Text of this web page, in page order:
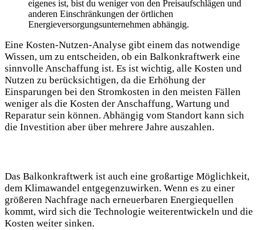
eigenes⁢ ist, bist du​ weniger von⁢ den Preisaufschlägen und
anderen ​Einschränkungen der örtlichen
Energieversorgungsunternehmen abhängig.⁤
Eine Kosten-Nutzen-Analyse ‌gibt einem das notwendige⁢
Wissen, ‌um⁣ zu entscheiden, ob ein Balkonkraftwerk eine
sinnvolle Anschaffung ist. Es ist⁣ wichtig, alle Kosten und
Nutzen zu berücksichtigen, da die Erhöhung der
Einsparungen ‍bei den Stromkosten in den⁣ meisten Fällen
weniger als die​ Kosten der Anschaffung, Wartung⁢ und
Reparatur sein können. Abhängig​ vom ⁤Standort kann ⁤sich
die Investition aber über mehrere Jahre auszahlen. ​
Das Balkonkraftwerk ​ist ​auch eine ‍großartige Möglichkeit,
dem Klimawandel ⁢entgegenzuwirken. Wenn es zu ‍einer
größeren Nachfrage nach erneuerbaren‍ Energiequellen
kommt, wird‌ sich die Technologie weiterentwickeln und die
Kosten weiter ⁢sinken.